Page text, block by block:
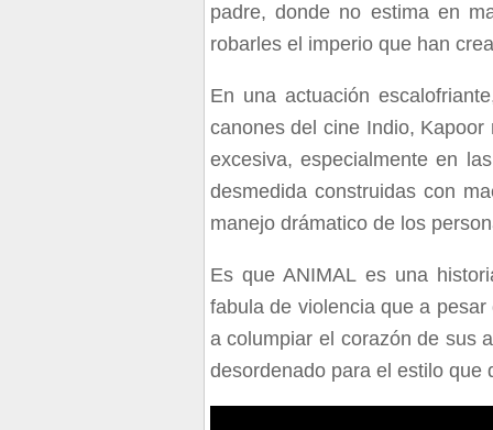
padre, donde no estima en
robarles el imperio que han
En una actuación
canones del cine Indio,
excesiva, especialmente en
desmedida construidas con
manejo drámatico de los
Es que ANIMAL es una
fabula de violencia que a
a columpiar el corazón de sus
desordenado para el estilo